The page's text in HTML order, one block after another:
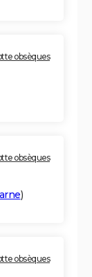
obsèques
obsèques
)
obsèques